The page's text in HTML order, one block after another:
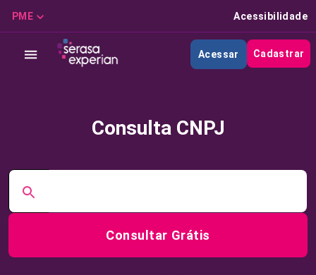
PME Acessibilidade
Acessar Cadastrar
Consulta CNPJ
Consultar Grátis